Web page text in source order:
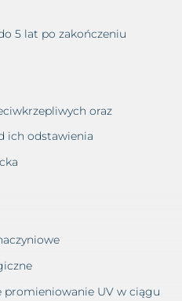
5 lat po zakończeniu
oraz
ich odstawienia
promieniowanie UV w ciągu